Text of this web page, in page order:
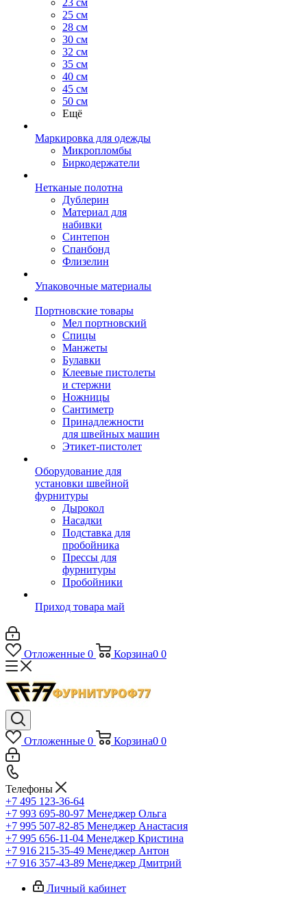
23 см
25 см
28 см
30 см
32 см
35 см
40 см
45 см
50 см
Ещё
Маркировка для одежды
Микропломбы
Биркодержатели
Нетканые полотна
Дублерин
Материал для
набивки
Синтепон
Спанбонд
Флизелин
Упаковочные материалы
Портновские товары
Мел портновский
Спицы
Манжеты
Булавки
Клеевые пистолеты
и стержни
Ножницы
Сантиметр
Принадлежности
для швейных машин
Этикет-пистолет
Оборудование для
установки швейной
фурнитуры
Дырокол
Насадки
Подставка для
пробойника
Прессы для
фурнитуры
Пробойники
Приход товара май
Отложенные 0 Корзина0 0
Отложенные 0 Корзина0 0
Телефоны
+7 495 123-36-64
+7 993 695-80-97 Менеджер Ольга
+7 995 507-82-85 Менеджер Анастасия
+7 995 656-11-04 Менеджер Кристина
+7 916 215-35-49 Менеджер Антон
+7 916 357-43-89 Менеджер Дмитрий
Личный кабинет